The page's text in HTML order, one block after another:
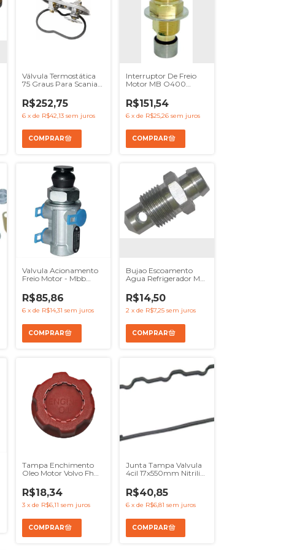
Válvula Termostática
75 Graus Para Scania
- Ref 1404924
R$252,75
6 x de R$42,13 sem juros
Interruptor De Freio
Motor MB O400
- Ref 3845400001
R$151,54
6 x de R$25,26 sem juros
Valvula Acionamento
Freio Motor - Mbb
Oh1420
R$85,86
6 x de R$14,31 sem juros
Bujao Escoamento
Agua Refrigerador Mb
R$14,50
2 x de R$7,25 sem juros
Tampa Enchimento
Oleo Motor Volvo Fh
R$18,34
3 x de R$6,11 sem juros
Junta Tampa Valvula
4cil 17x550mm Nitrilica
R$40,85
6 x de R$6,81 sem juros